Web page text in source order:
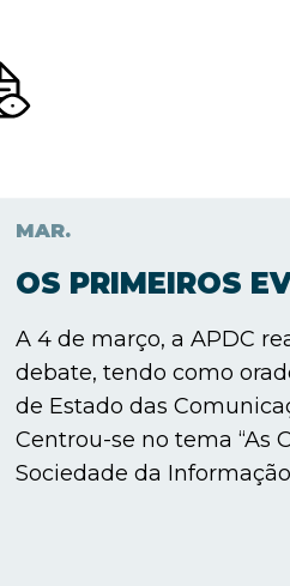
MAR.
OS PRIMEIROS
A 4 de março, a APDC
debate, tendo como
de Estado das
Centrou-se no tema “As
Sociedade da